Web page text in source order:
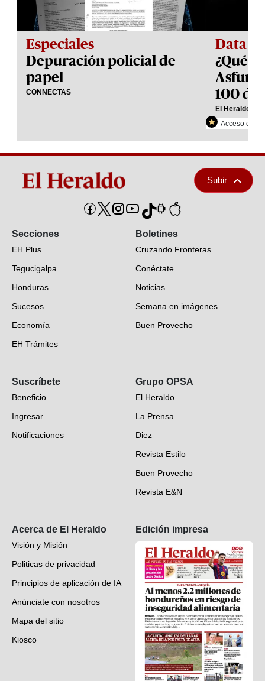
Especiales
Depuración policial de
papel
CONNECTAS
Data
¿Qué
Asfura
100
El Heraldo
Acceso con
Subir
Secciones
EH Plus
Tegucigalpa
Honduras
Sucesos
Economía
EH Trámites
EH Verifica
Fotogalerías
Deportes
Videos
Boletines
Cruzando Fronteras
Conéctate
Noticias
Semana en imágenes
Buen Provecho
Suscríbete
Beneficio
Ingresar
Notificaciones
Grupo OPSA
El Heraldo
La Prensa
Diez
Revista Estilo
Buen Provecho
Revista E&N
Acerca de El Heraldo
Visión y Misión
Politicas de privacidad
Principios de aplicación de IA
Anúnciate con nosotros
Mapa del sitio
Kiosco
Edición impresa